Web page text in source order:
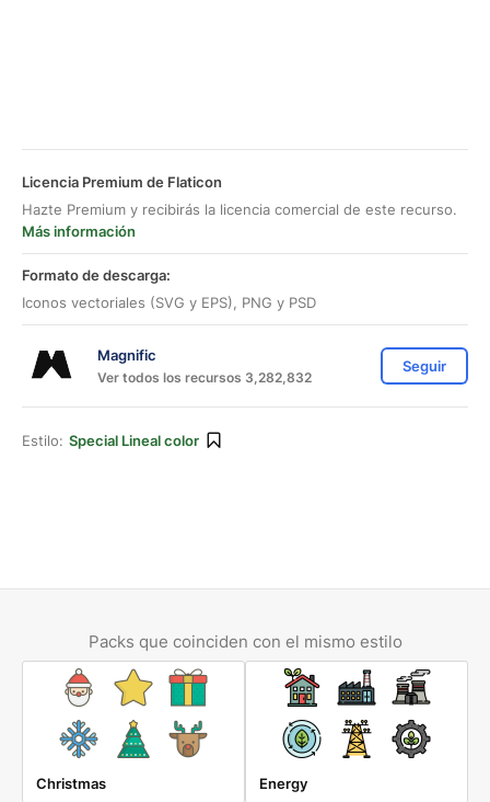
Licencia Premium de Flaticon
Hazte Premium y recibirás la licencia comercial de este recurso.
Más información
Formato de descarga:
Iconos vectoriales (SVG y EPS), PNG y PSD
Magnific
Ver todos los recursos 3,282,832
Seguir
Estilo: Special Lineal color
Packs que coinciden con el mismo estilo
Christmas Energy